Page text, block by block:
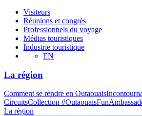
Visiteurs
Réunions et congrès
Professionnels du voyage
Médias touristiques
Industrie touristique
EN
La région
Comment se rendre en Outaouais
CircuitsCollection #OutaouaisFun
La région